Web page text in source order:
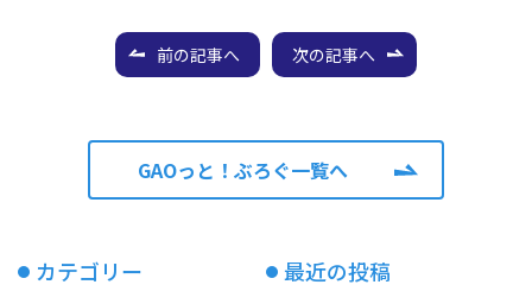
前の記事へ 次の記事へ
GAOっと！ぶろぐ一覧へ
カテゴリー 最近の投稿